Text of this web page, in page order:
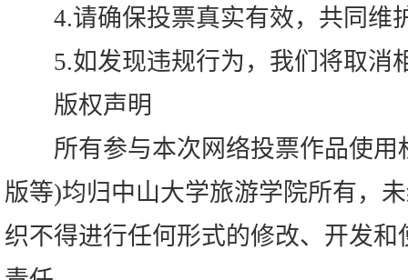
4.请确保投票真实有效，共同维
5.如发现违规行为，我们将取消
版权声明
所有参与本次网络投票作品使用
版等)均归中山大学旅游学院所有，
织不得进行任何形式的修改、开发